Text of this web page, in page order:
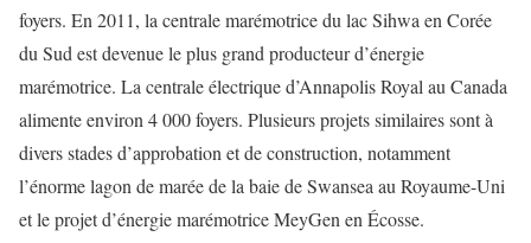
foyers. En 2011, la centrale marémotrice du lac Sihwa en Corée
du Sud est devenue le plus grand producteur d’énergie
marémotrice. La centrale électrique d’Annapolis Royal au Canada
alimente environ 4 000 foyers. Plusieurs projets similaires sont à
divers stades d’approbation et de construction, notamment
l’énorme lagon de marée de la baie de Swansea au Royaume-Uni
et le projet d’énergie marémotrice MeyGen en Écosse.